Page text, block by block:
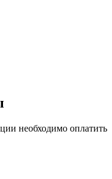
необходимо оплатить